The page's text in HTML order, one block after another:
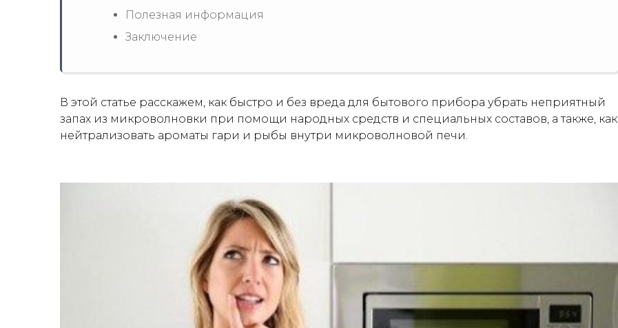
Полезная информация
Заключение
В этой статье расскажем, как быстро и без вреда для бытового прибора убрать неприятный
запах из микроволновки при помощи народных средств и специальных составов, а также, как
нейтрализовать ароматы гари и рыбы внутри микроволновой печи.